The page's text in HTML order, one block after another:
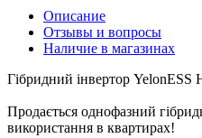
Описание
Отзывы и вопросы
Наличие в магазинах
Гібридний інвертор
Продається однофазний
використання в квартирах!